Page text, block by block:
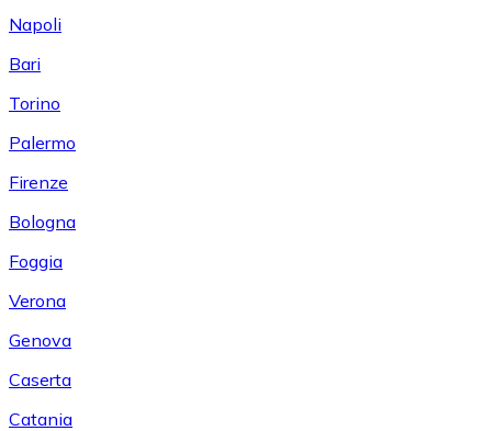
Napoli
Bari
Torino
Palermo
Firenze
Bologna
Foggia
Verona
Genova
Caserta
Catania